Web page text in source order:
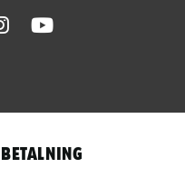
Instagram